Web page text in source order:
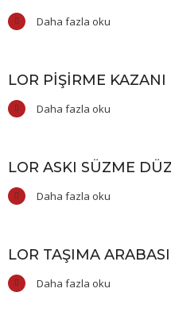
Daha fazla oku
LOR PIŞIRME KAZANI
Daha fazla oku
LOR ASKI SÜZME
Daha fazla oku
LOR TAŞIMA ARABASI
Daha fazla oku